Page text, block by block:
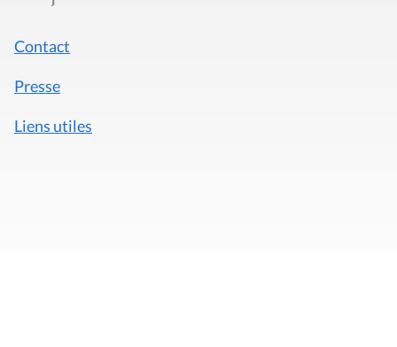
Contact
Presse
Liens utiles